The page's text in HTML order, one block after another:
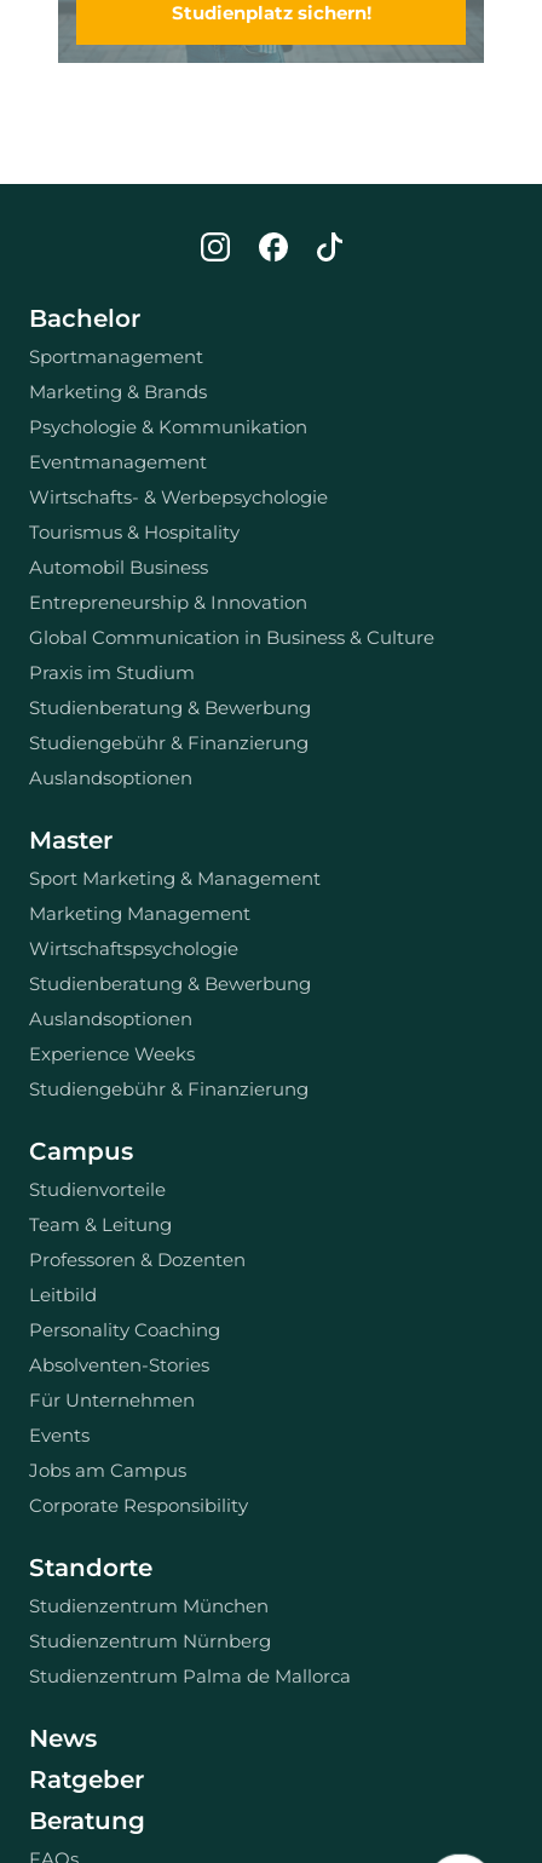
Studienplatz sichern!
Bachelor
Sportmanagement
Marketing & Brands
Psychologie & Kommunikation
Eventmanagement
Wirtschafts- & Werbepsychologie
Tourismus & Hospitality
Automobil Business
Entrepreneurship & Innovation
Global Communication in Business & Culture
Praxis im Studium
Studienberatung & Bewerbung
Studiengebühr & Finanzierung
Auslandsoptionen
Master
Sport Marketing & Management
Marketing Management
Wirtschaftspsychologie
Studienberatung & Bewerbung
Auslandsoptionen
Experience Weeks
Studiengebühr & Finanzierung
Campus
Studienvorteile
Team & Leitung
Professoren & Dozenten
Leitbild
Personality Coaching
Absolventen-Stories
Für Unternehmen
Events
Jobs am Campus
Corporate Responsibility
Standorte
Studienzentrum München
Studienzentrum Nürnberg
Studienzentrum Palma de Mallorca
News
Ratgeber
Beratung